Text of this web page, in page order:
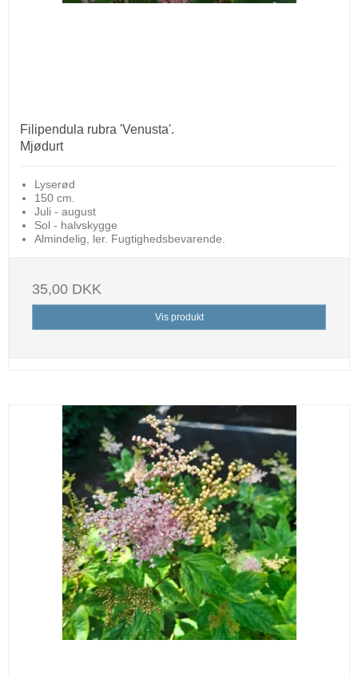
Filipendula rubra 'Venusta'.
Mjødurt
Lyserød
150 cm.
Juli - august
Sol - halvskygge
Almindelig, ler. Fugtighedsbevarende.
35,00 DKK
Vis produkt